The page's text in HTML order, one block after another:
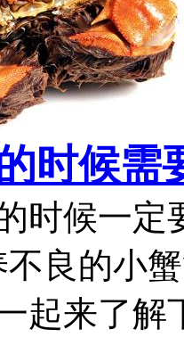
时候需
时候一定
不良的小
起来了解